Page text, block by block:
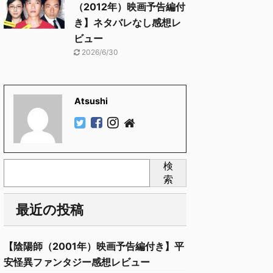
（2012年）映画予告編付
き】ネタバレなし感想レ
ビュー
2026/6/30
Atsushi
検
索
最近の投稿
【陰陽師（2001年）映画予告編付き】平
安怪異ファンタジー感想レビュー